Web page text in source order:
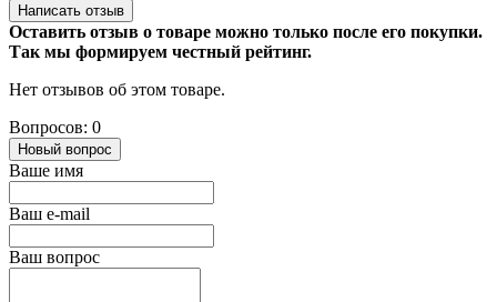
Написать отзыв
Оставить отзыв о товаре можно только после его покупки.
Так мы формируем честный рейтинг.
Нет отзывов об этом товаре.
Вопросов: 0
Новый вопрос
Ваше имя
Ваш e-mail
Ваш вопрос